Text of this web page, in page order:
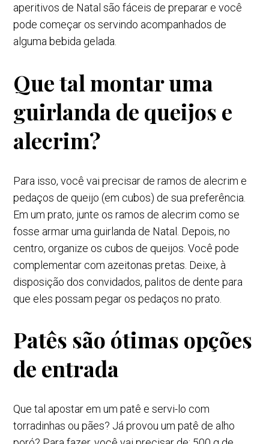
aperitivos de Natal são fáceis de preparar e você
pode começar os servindo acompanhados de
alguma bebida gelada.
Que tal montar uma
guirlanda de queijos e
alecrim?
Para isso, você vai precisar de ramos de alecrim e
pedaços de queijo (em cubos) de sua preferência.
Em um prato, junte os ramos de alecrim como se
fosse armar uma guirlanda de Natal. Depois, no
centro, organize os cubos de queijos. Você pode
complementar com azeitonas pretas. Deixe, à
disposição dos convidados, palitos de dente para
que eles possam pegar os pedaços no prato.
Patês são ótimas opções
de entrada
Que tal apostar em um patê e servi-lo com
torradinhas ou pães? Já provou um patê de alho